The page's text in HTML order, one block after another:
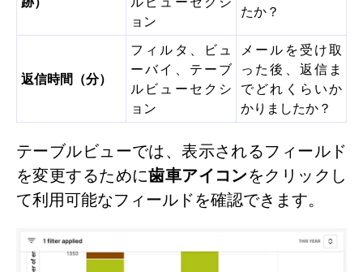
ョン
たか？
返信時間（分）
フィルタ、ビュ
ーバイ、テーブ
ルビューセクシ
ョン
メールを受け取
った後、返信ま
でどれくらいか
かりましたか？
テーブルビューでは、表示されるフィールド
を変更するために歯車アイコンをクリックし
て利用可能なフィールドを確認できます。